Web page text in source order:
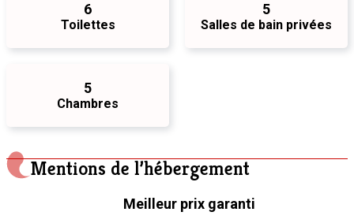
6
Toilettes
5
Salles de bain privées
5
Chambres
Mentions de l’hébergement
Meilleur prix garanti